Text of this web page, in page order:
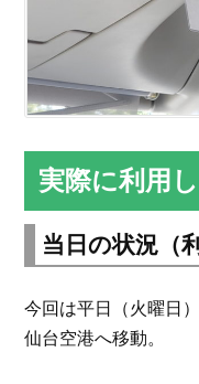
実際に利用
当日の状況（
今回は平日（火曜日
仙台空港へ移動。